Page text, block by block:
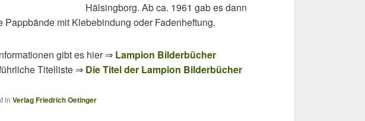
Hälsingborg. Ab ca. 1961 gab es dann
Pappbände mit Klebebindung oder Fadenheftung.
gibt es hier ⇒ Lampion Bilderbücher
Titelliste ⇒ Die Titel der Lampion Bilderbücher
in Verlag Friedrich Oetinger